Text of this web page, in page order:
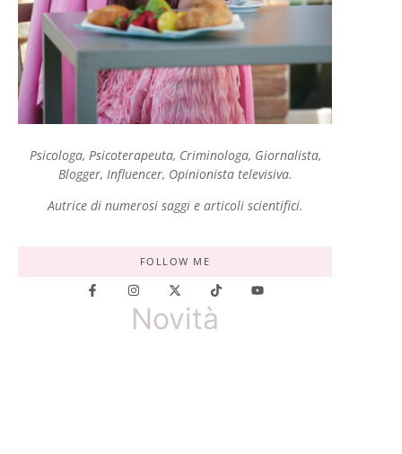
Psicologa, Psicoterapeuta, Criminologa, Giornalista,
Blogger, Influencer, Opinionista televisiva.
Autrice di numerosi saggi e articoli scientifici.
FOLLOW ME
Novità